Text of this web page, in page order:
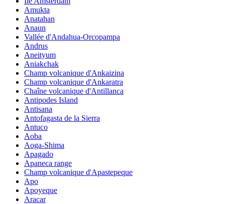
Amukta
Anatahan
Anaun
Vallée d'Andahua-Orcopampa
Andrus
Aneityum
Aniakchak
Champ volcanique d'Ankaizina
Champ volcanique d'Ankaratra
Chaîne volcanique d'Antillanca
Antipodes Island
Antisana
Antofagasta de la Sierra
Antuco
Aoba
Aoga-Shima
Apagado
Apaneca range
Champ volcanique d'Apastepeque
Apo
Apoyeque
Aracar